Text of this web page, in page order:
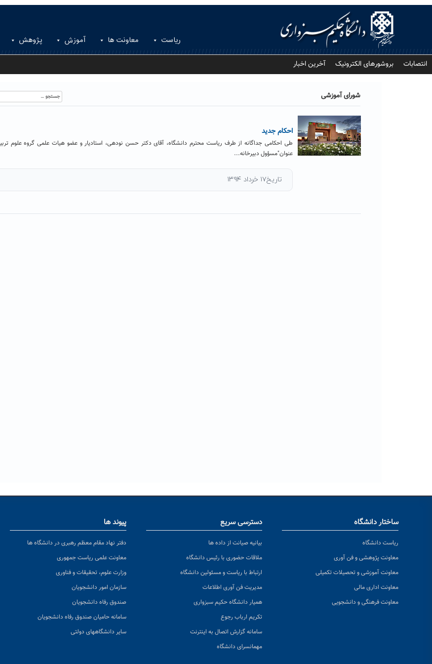
ریاست معاونت ها آموزش پژوهش
انتصابات بروشورهای الکترونیک آخرین اخبار
شورای آموزشی
جستجو
برای:
احکام جدید
طی احکامی جداگانه از طرف ریاست محترم دانشگاه، آقای دکتر حسن نودهی، استادیار و عضو هیات علمی گروه علوم
عنوان"مسؤول دبیرخانه...
تاریخ۱۷ خرداد ۱۳۹۴
ساختار دانشگاه
ریاست دانشگاه
معاونت پژوهشی و فن آوری
معاونت آموزشی و تحصیلات تکمیلی
معاونت اداری مالی
معاونت فرهنگی و دانشجویی
دسترسی سریع
بیانیه صیانت از داده ها
ملاقات حضوری با رئیس دانشگاه
ارتباط با ریاست و مسئولین دانشگاه
مدیریت فن آوری اطلاعات
همیار دانشگاه حکیم سبزواری
تکریم ارباب رجوع
سامانه گزارش اتصال به اینترنت
مهمانسرای دانشگاه
پیوند ها
دفتر نهاد مقام معظم رهبری در دانشگاه ها
معاونت علمی ریاست جمهوری
وزارت علوم، تحقیقات و فناوری
سازمان امور دانشجویان
صندوق رفاه دانشجویان
سامانه حامیان صندوق رفاه دانشجویان
سایر دانشگاههای دولتی